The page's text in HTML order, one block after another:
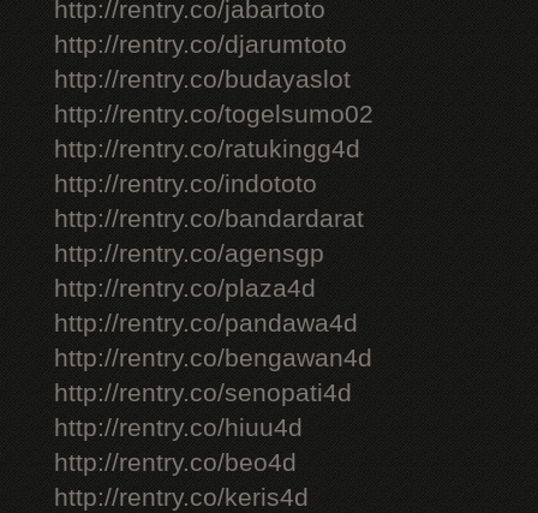
http://rentry.co/jabartoto
http://rentry.co/djarumtoto
http://rentry.co/budayaslot
http://rentry.co/togelsumo02
http://rentry.co/ratukingg4d
http://rentry.co/indototo
http://rentry.co/bandardarat
http://rentry.co/agensgp
http://rentry.co/plaza4d
http://rentry.co/pandawa4d
http://rentry.co/bengawan4d
http://rentry.co/senopati4d
http://rentry.co/hiuu4d
http://rentry.co/beo4d
http://rentry.co/keris4d